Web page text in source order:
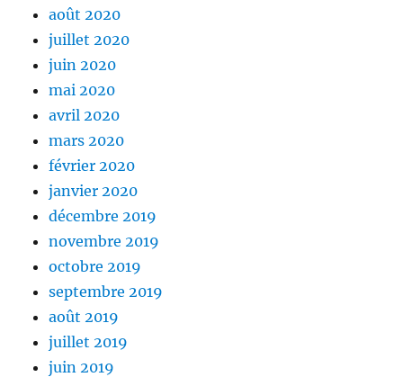
août 2020
juillet 2020
juin 2020
mai 2020
avril 2020
mars 2020
février 2020
janvier 2020
décembre 2019
novembre 2019
octobre 2019
septembre 2019
août 2019
juillet 2019
juin 2019